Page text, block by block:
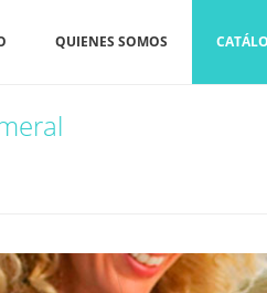
QUIENES SOMOS